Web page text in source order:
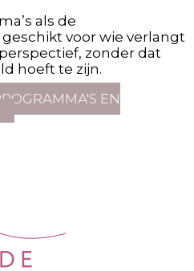
als de
voor wie verlangt
zonder dat
hoeft te zijn.
EN